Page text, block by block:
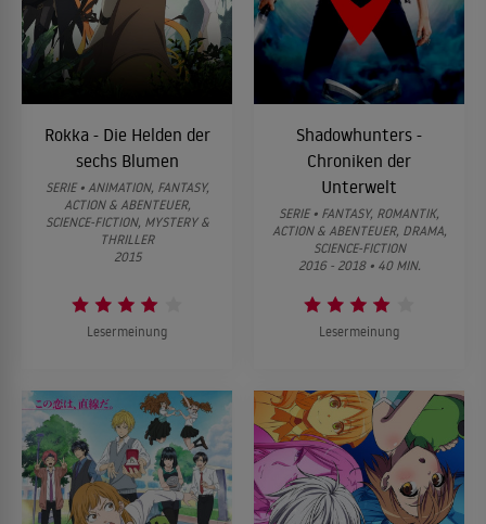
Rokka - Die Helden der
sechs Blumen
SERIE • ANIMATION, FANTASY,
ACTION & ABENTEUER,
SCIENCE-FICTION, MYSTERY &
THRILLER
2015
Lesermeinung
Shadowhunters -
Chroniken der
Unterwelt
SERIE • FANTASY, ROMANTIK,
ACTION & ABENTEUER, DRAMA,
SCIENCE-FICTION
2016 - 2018 • 40 MIN.
Lesermeinung